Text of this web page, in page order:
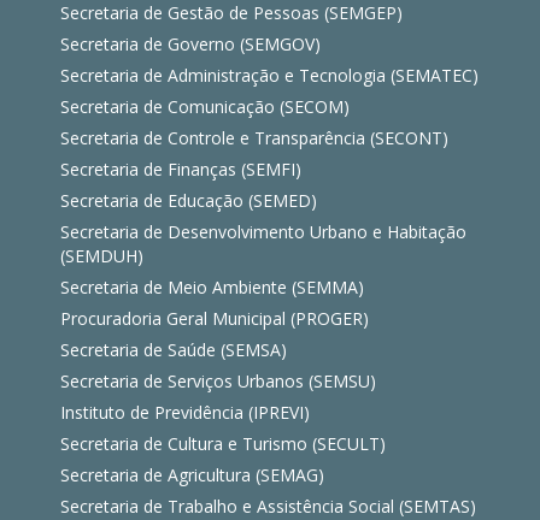
Secretaria de Gestão de Pessoas (SEMGEP)
Secretaria de Governo (SEMGOV)
Secretaria de Administração e Tecnologia (SEMATEC)
Secretaria de Comunicação (SECOM)
Secretaria de Controle e Transparência (SECONT)
Secretaria de Finanças (SEMFI)
Secretaria de Educação (SEMED)
Secretaria de Desenvolvimento Urbano e Habitação
(SEMDUH)
Secretaria de Meio Ambiente (SEMMA)
Procuradoria Geral Municipal (PROGER)
Secretaria de Saúde (SEMSA)
Secretaria de Serviços Urbanos (SEMSU)
Instituto de Previdência (IPREVI)
Secretaria de Cultura e Turismo (SECULT)
Secretaria de Agricultura (SEMAG)
Secretaria de Trabalho e Assistência Social (SEMTAS)